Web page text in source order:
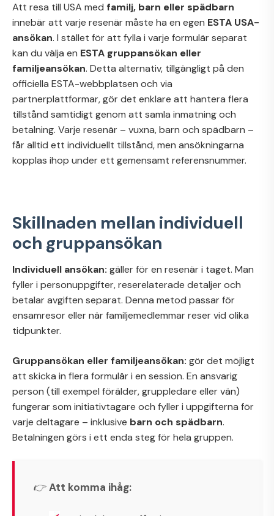
Att resa till USA med familj, barn eller spädbarn
innebär att varje resenär måste ha en egen ESTA USA-
ansökan. I stället för att fylla i varje formulär separat
kan du välja en ESTA gruppansökan eller
familjeansökan. Detta alternativ, tillgängligt på den
officiella ESTA-webbplatsen och via
partnerplattformar, gör det enklare att hantera flera
tillstånd samtidigt genom att samla inmatning och
betalning. Varje resenär – vuxna, barn och spädbarn –
får alltid ett individuellt tillstånd, men ansökningarna
kopplas ihop under ett gemensamt referensnummer.
Skillnaden mellan individuell
och gruppansökan
Individuell ansökan: gäller för en resenär i taget. Man
fyller i personuppgifter, reserelaterade detaljer och
betalar avgiften separat. Denna metod passar för
ensamresor eller när familjemedlemmar reser vid olika
tidpunkter.
Gruppansökan eller familjeansökan: gör det möjligt
att skicka in flera formulär i en session. En ansvarig
person (till exempel förälder, gruppledare eller vän)
fungerar som initiativtagare och fyller i uppgifterna för
varje deltagare – inklusive barn och spädbarn.
Betalningen görs i ett enda steg för hela gruppen.
👉Att komma ihåg: